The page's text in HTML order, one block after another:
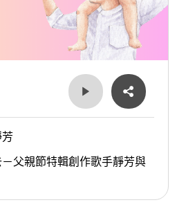
父親節特輯創作歌手靜芳與